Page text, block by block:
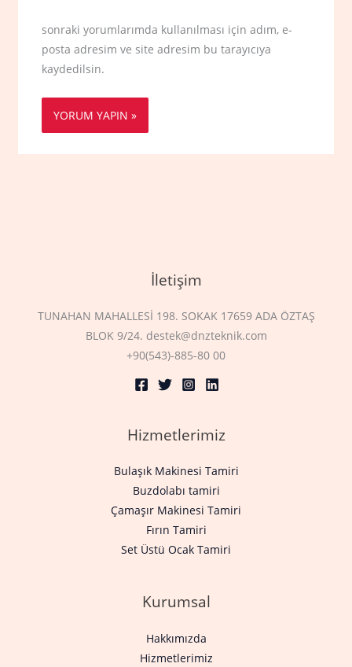
sonraki yorumlarımda kullanılması için adım, e-
posta adresim ve site adresim bu tarayıcıya
kaydedilsin.
İletişim
TUNAHAN MAHALLESİ 198. SOKAK 17659 ADA ÖZTAŞ
BLOK 9/24. destek@dnzteknik.com
+90(543)-885-80 00
Hizmetlerimiz
Bulaşık Makinesi Tamiri
Buzdolabı tamiri
Çamaşır Makinesi Tamiri
Fırın Tamiri
Set Üstü Ocak Tamiri
Kurumsal
Hakkımızda
Hizmetlerimiz